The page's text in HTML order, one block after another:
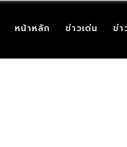
หน้าหลัก ข่าวเด่น ข่า